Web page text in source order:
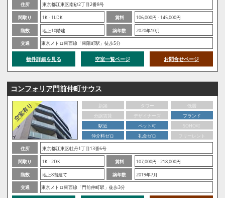
住所
東京都江東区南砂2丁目2番8号
間取り
1K - 1LDK 賃料
106,000円 - 145,000円
階数
地上10階建 築年数
2020年10月
交通
東京メトロ東西線「東陽町駅」徒歩5分
物件詳細を見る 空室一覧ページ お問合せページ
コンフォリア門前仲町サウス
新築 タワー
低層
分譲賃貸
デザイナーズ
ブランド
駅近
ペット可
SOHO可
仲介料ゼロ
礼金ゼロ
フリーレント
住所
東京都江東区牡丹1丁目13番6号
間取り
1K - 2DK 賃料
107,000円 - 218,000円
階数
地上8階建て 築年数
2019年7月
交通
東京メトロ東西線「門前仲町駅」徒歩3分